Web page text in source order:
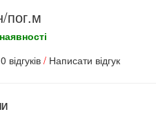
пог.м
0 відгуків/ Написати відгук